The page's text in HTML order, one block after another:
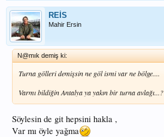
REİS
Mahir Ersin
N@mık demiş ki:
Turna gölleri demişsin ne göl ismi var ne bölge....
Varmı bildiğin Antalya ya yakın bir turna avlağı...?
Söylesin de git hepsini hakla ,
Var mı öyle yağma